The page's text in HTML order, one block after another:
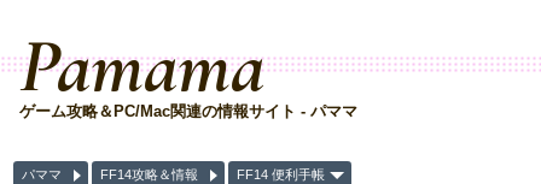
Pamama
ゲーム攻略＆PC/Mac関連の情報サイト - パママ
パママ FF14攻略＆情報 FF14 便利手帳